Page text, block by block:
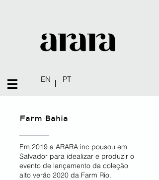
EN PT
Farm Bahia
Em 2019 a ARARA inc pousou em
Salvador para idealizar e produzir o
evento de lançamento da coleção
alto verão 2020 da Farm Rio.